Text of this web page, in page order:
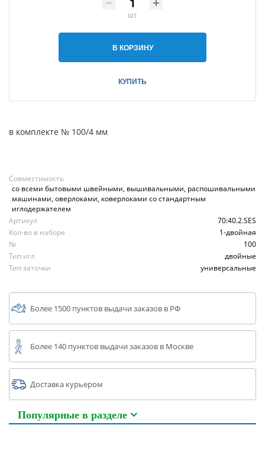
шт
В КОРЗИНУ
КУПИТЬ
в комплекте № 100/4 мм
Совместимость
со всеми бытовыми швейными, вышивальными, распошивальными
машинами, оверлоками, коверлоками со стандартным
иглодержателем
Артикул
70:40.2.SES
Кол-во в наборе
1-двойная
№
100
Тип игл
двойные
Тип заточки
универсальные
Более 1500 пунктов выдачи заказов в РФ
Более 140 пунктов выдачи заказов в Москве
Доставка курьером
Популярные в разделе